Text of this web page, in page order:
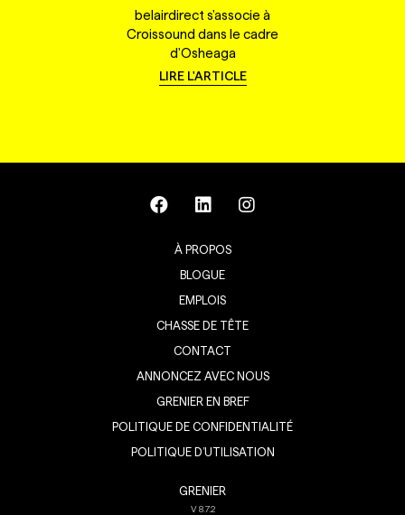
belairdirect s'associe à
Croissound dans le cadre
d'Osheaga
LIRE L'ARTICLE
À PROPOS
BLOGUE
EMPLOIS
CHASSE DE TÊTE
CONTACT
ANNONCEZ AVEC NOUS
GRENIER EN BREF
POLITIQUE DE CONFIDENTIALITÉ
POLITIQUE D’UTILISATION
GRENIER
V8.7.2